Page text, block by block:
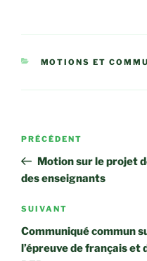
CATÉGORIES
MOTIONS ET
Navigation
l’article
Article
précédent
PRÉCÉDENT
Motion sur le projet
des enseignants
Article
suivant
SUIVANT
Communiqué commun
l’épreuve de français et